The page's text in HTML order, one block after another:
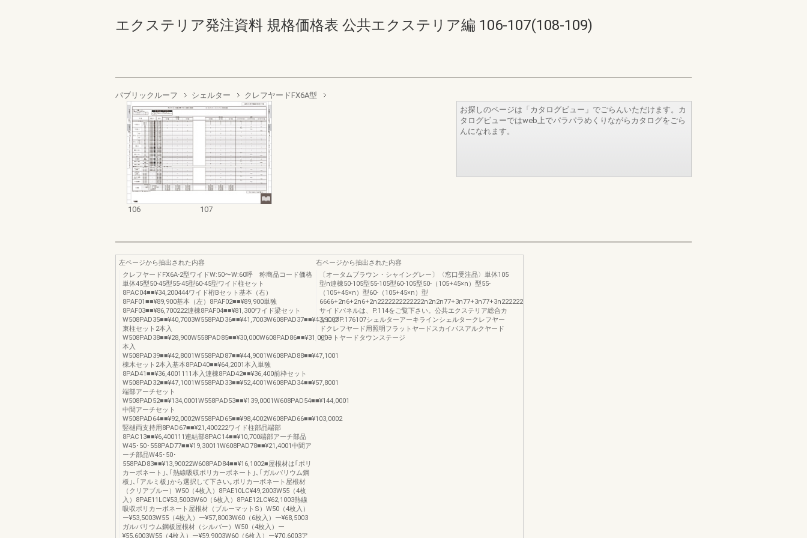
エクステリア発注資料 規格価格表 公共エクステリア編 106-107(108-109)
パブリックルーフ シェルター クレフヤードFX6A型
106 107
お探しのページは「カタログビュー」でごらんいただけます。カ
タログビューではweb上でパラパラめくりながらカタログをごら
んになれます。
左ページから抽出された内容
クレフヤードFX6A-2型ワイドW:50〜W:60呼 称商品コード価格
単体45型50-45型55-45型60-45型ワイド柱セット
8PAC04■■¥34,200444ワイド桁Bセット基本（右）
8PAF01■■¥89,900基本（左）8PAF02■■¥89,900単独
8PAF03■■¥86,700222連棟8PAF04■■¥81,300ワイド梁セット
W508PAD35■■¥40,7003W558PAD36■■¥41,7003W608PAD37■■¥43,9003
束柱セット2本入
W508PAD38■■¥28,900W558PAD85■■¥30,000W608PAD86■■¥31,0003
本入
W508PAD39■■¥42,8001W558PAD87■■¥44,9001W608PAD88■■¥47,1001
棟木セット2本入基本8PAD40■■¥64,2001本入単独
8PAD41■■¥36,4001111本入連棟8PAD42■■¥36,400前枠セット
W508PAD32■■¥47,1001W558PAD33■■¥52,4001W608PAD34■■¥57,8001
端部アーチセット
W508PAD52■■¥134,0001W558PAD53■■¥139,0001W608PAD54■■¥144,0001
中間アーチセット
W508PAD64■■¥92,0002W558PAD65■■¥98,4002W608PAD66■■¥103,0002
竪樋両支持用8PAD67■■¥21,400222ワイド柱部品端部
8PAC13■■¥6,400111連結部8PAC14■■¥10,700端部アーチ部品
W45･50･558PAD77■■¥19,30011W608PAD78■■¥21,4001中間ア
ーチ部品W45･50･
558PAD83■■¥13,90022W608PAD84■■¥16,1002■屋根材は｢ポリ
カーボネート｣､｢熱線吸収ポリカーボネート｣､｢ガルバリウム鋼
板｣､｢アルミ板｣から選択して下さい｡ポリカーボネート屋根材
（クリアブルー）W50（4枚入）8PAE10LC¥49,2003W55（4枚
入）8PAE11LC¥53,5003W60（6枚入）8PAE12LC¥62,1003熱線
吸収ポリカーボネート屋根材（ブルーマットS）W50（4枚入）
ー¥53,5003W55（4枚入）ー¥57,8003W60（6枚入）ー¥68,5003
ガルバリウム鋼板屋根材（シルバー）W50（4枚入）ー
¥55,6003W55（4枚入）ー¥59,9003W60（6枚入）ー¥70,6003ア
右ページから抽出された内容
〔オータムブラウン・シャイングレー〕〈窓口受注品〉単体105
型n連棟50-105型55-105型60-105型50-（105+45×n）型55-
（105+45×n）型60-（105+45×n）型
サイドパネルは、P.114をご覧下さい。公共エクステリア総合カ
タログP.176107シェルターアーキラインシェルタークレフヤー
ドクレフヤード用照明フラットヤードスカイパスアルクヤード
ビートヤードタウンステージ